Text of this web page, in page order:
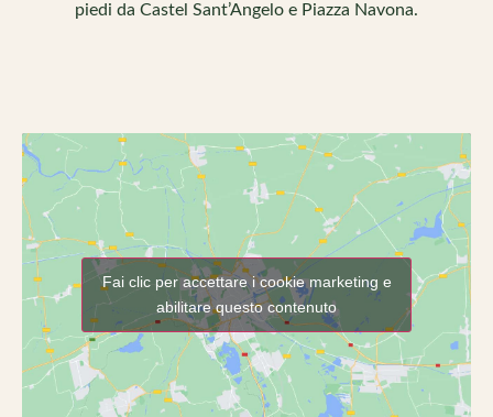
piedi da Castel Sant’Angelo e Piazza Navona.
Fai clic per accettare i cookie marketing e
abilitare questo contenuto